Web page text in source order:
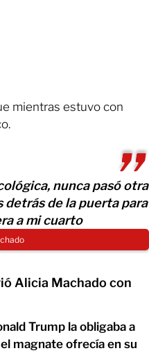
mientras estuvo con
nunca pasó otra
detrás de la puerta para
a mi cuarto
Alicia Machado con
Trump la obligaba a
magnate ofrecía en su